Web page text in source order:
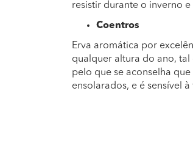
resistir durante o inverno
Coentros
Erva aromática por
qualquer altura do ano, tal
pelo que se aconselha
ensolarados, e é sensível